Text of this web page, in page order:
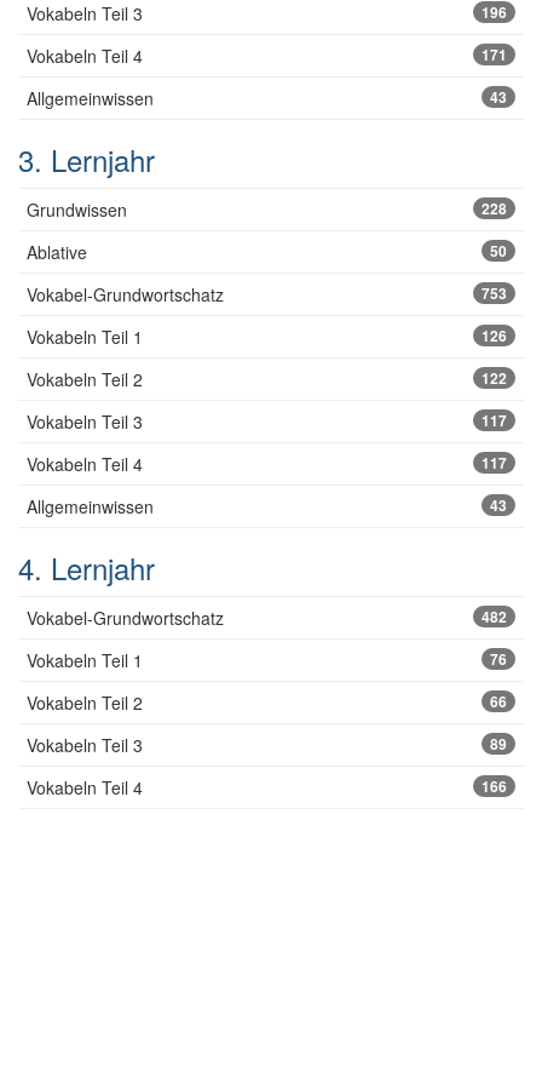
Vokabeln Teil 3 196
Vokabeln Teil 4 171
Allgemeinwissen 43
3. Lernjahr
Grundwissen 228
Ablative 50
Vokabel-Grundwortschatz 753
Vokabeln Teil 1 126
Vokabeln Teil 2 122
Vokabeln Teil 3 117
Vokabeln Teil 4 117
Allgemeinwissen 43
4. Lernjahr
Vokabel-Grundwortschatz 482
Vokabeln Teil 1 76
Vokabeln Teil 2 66
Vokabeln Teil 3 89
Vokabeln Teil 4 166